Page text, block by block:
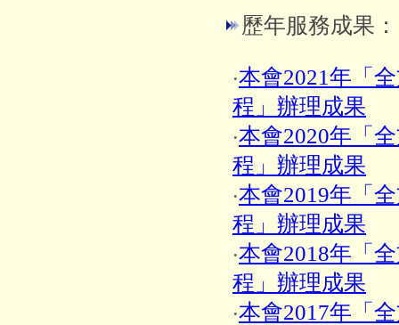
歷年服務成果：
‧本會2021年「
程」辦理成果
‧本會2020年「
程」辦理成果
‧本會2019年「
程」辦理成果
‧本會2018年「
程」辦理成果
‧本會2017年「